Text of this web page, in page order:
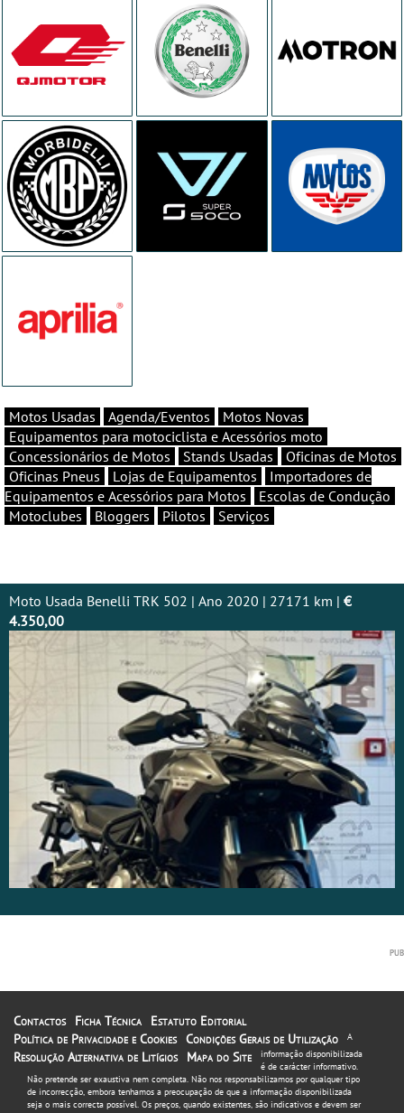
Motos Usadas Agenda/Eventos
Motos Novas
Equipamentos para motociclista e Acessórios moto
Concessionários de Motos
Stands Usadas
Oficinas de Motos
Oficinas Pneus
Lojas de Equipamentos
Importadores de
Equipamentos e Acessórios para Motos
Escolas de Condução
Motoclubes
Bloggers Pilotos Serviços
Moto Usada Benelli TRK 502 | Ano 2020 | 27171 km | €
4.350,00
Contactos Ficha Técnica
Estatuto Editorial
Política de Privacidade e Cookies Condições Gerais de Utilização
Resolução Alternativa de Litígios
Mapa do Site
A
informação disponibilizada
é de carácter informativo.
Não pretende ser exaustiva nem completa. Não nos responsabilizamos por qualquer tipo
de incorrecção, embora tenhamos a preocupação de que a informação disponibilizada
seja o mais correcta possível. Os preços, quando existentes, são indicativos e devem ser